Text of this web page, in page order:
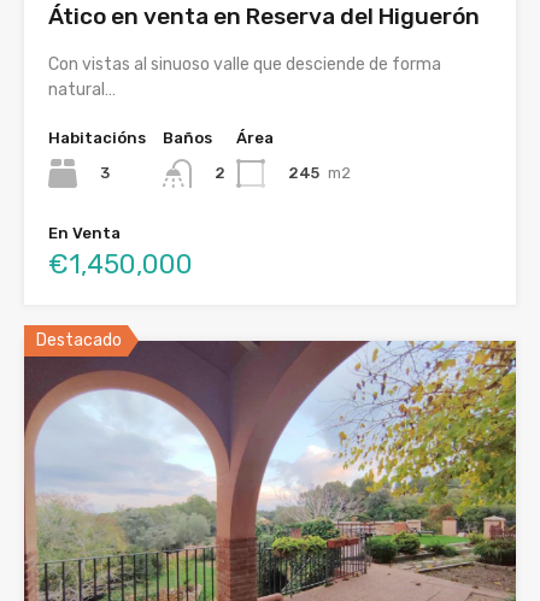
Ático en venta en Reserva del Higuerón
Con vistas al sinuoso valle que desciende de forma
natural…
Habitacións
3
Baños
2
Área
245 m2
En Venta
€1,450,000
Destacado